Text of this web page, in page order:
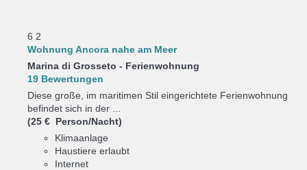
6 2
Wohnung Ancora nahe am Meer
Marina di Grosseto - Ferienwohnung
19 Bewertungen
Diese große, im maritimen Stil eingerichtete Ferienwohnung
befindet sich in der ...
(25 € Person/Nacht)
Klimaanlage
Haustiere erlaubt
Internet